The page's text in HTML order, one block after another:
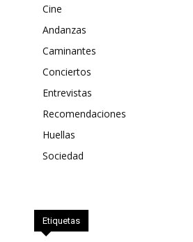
Cine
Andanzas
Caminantes
Conciertos
Entrevistas
Recomendaciones
Huellas
Sociedad
Etiquetas